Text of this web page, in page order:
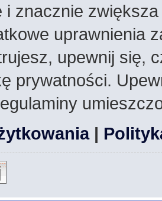
i znacznie
uprawnienia
upewnij się,
prywatności.
|